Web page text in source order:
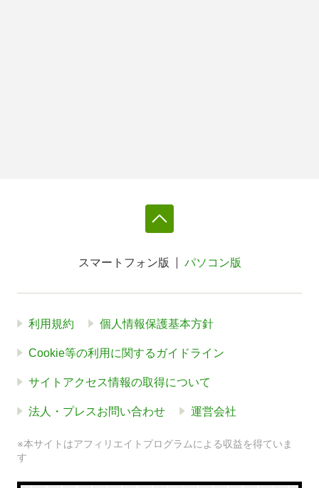
スマートフォン版 パソコン版
利用規約 個人情報保護基本方針
Cookie等の利用に関するガイドライン
サイトアクセス情報の取得について
法人・プレスお問い合わせ 運営会社
※本サイトはアフィリエイトプログラムによる収益を得ていま
す